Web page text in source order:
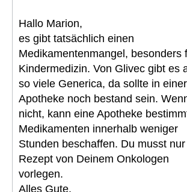
Hallo Marion,
es gibt tatsächlich einen
Medikamentenmangel, besonders
Kindermedizin. Von Glivec gibt es
so viele Generica, da sollte in einer
Apotheke noch bestand sein.
nicht, kann eine Apotheke
Medikamenten innerhalb weniger
Stunden beschaffen. Du musst nur
Rezept von Deinem Onkologen
vorlegen.
Alles Gute.